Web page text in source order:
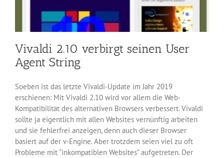
Vivaldi 2.10 verbirgt seinen User
Agent String
Soeben ist das letzte Vivaldi-Update im Jahr 2019
erschienen: Mit Vivaldi 2.10 wird vor allem die Web-
Kompatibilität des alternativen Browsers verbessert. Vivaldi
sollte ja eigentlich mit allen Websites vernünftig arbeiten
und sie fehlerfrei anzeigen, denn auch dieser Browser
basiert auf der v-Engine. Aber trotzdem seien viel zu oft
Probleme mit "inkompatiblen Websites" aufgetreten. Der